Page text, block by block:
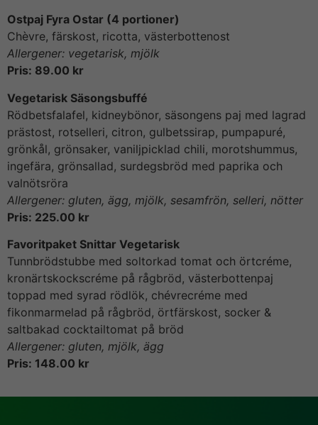
Ostpaj Fyra Ostar (4 portioner)
Chèvre, färskost, ricotta, västerbottenost
Allergener: vegetarisk, mjölk
Pris: 89.00 kr
Vegetarisk Säsongsbuffé
Rödbetsfalafel, kidneybönor, säsongens paj med lagrad
prästost, rotselleri, citron, gulbetssirap, pumpapuré,
grönkål, grönsaker, vaniljpicklad chili, morotshummus,
ingefära, grönsallad, surdegsbröd med paprika och
valnötsröra
Allergener: gluten, ägg, mjölk, sesamfrön, selleri, nötter
Pris: 225.00 kr
Favoritpaket Snittar Vegetarisk
Tunnbrödstubbe med soltorkad tomat och örtcréme,
kronärtskockscréme på rågbröd, västerbottenpaj
toppad med syrad rödlök, chévrecréme med
fikonmarmelad på rågbröd, örtfärskost, socker &
saltbakad cocktailtomat på bröd
Allergener: gluten, mjölk, ägg
Pris: 148.00 kr